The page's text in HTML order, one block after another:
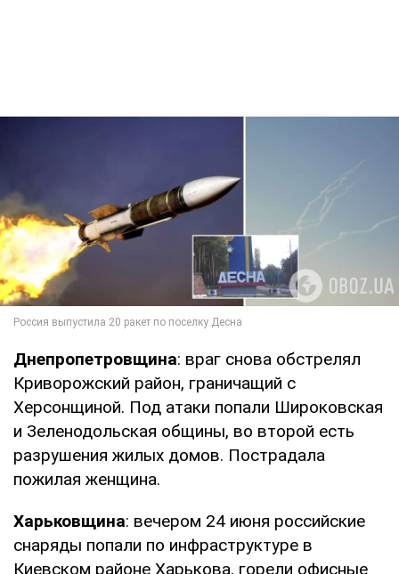
Днепропетровщина: враг снова обстрелял
Криворожский район, граничащий с
Херсонщиной. Под атаки попали Широковская
и Зеленодольская общины, во второй есть
разрушения жилых домов. Пострадала
пожилая женщина.
Харьковщина: вечером 24 июня российские
снаряды попали по инфраструктуре в
Киевском районе Харькова, горели офисные